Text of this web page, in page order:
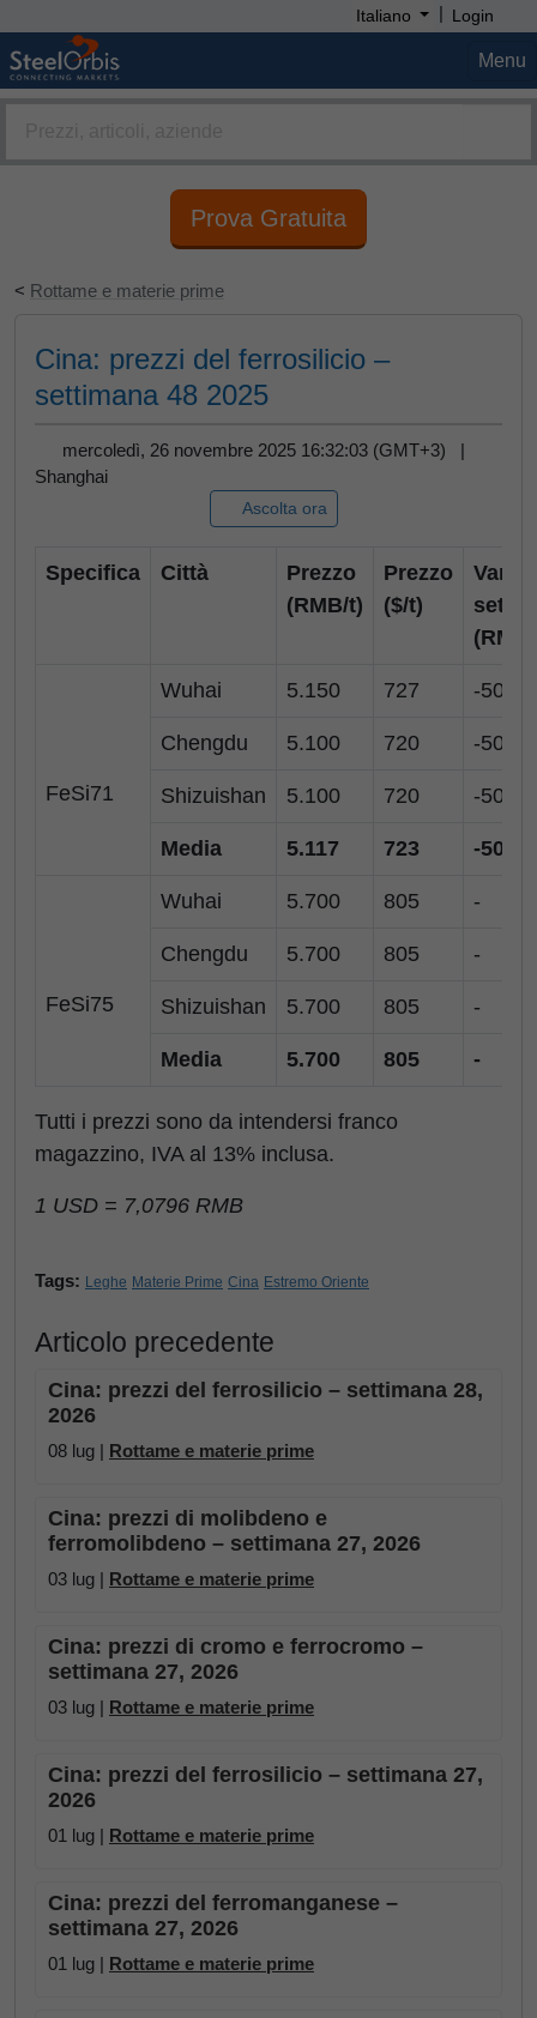
Italiano | Login
Menu
Prova Gratuita
< Rottame e materie prime
Cina: prezzi del ferrosilicio –
settimana 48 2025
mercoledì, 26 novembre 2025 16:32:03 (GMT+3) |
Shanghai
Ascolta ora
Specifica Città
Prezzo
(RMB/t)
Prezzo
($/t)
Var.
FeSi71
Wuhai 5.150 727 -50
Chengdu 5.100 720 -50
Shizuishan 5.100 720 -50
Media 5.117 723 -50
FeSi75
Wuhai 5.700 805 -
Chengdu 5.700 805 -
Shizuishan 5.700 805 -
Media 5.700 805 -
Tutti i prezzi sono da intendersi franco
magazzino, IVA al 13% inclusa.
1 USD = 7,0796 RMB
Tags: Leghe Materie Prime Cina Estremo Oriente
Articolo precedente
Cina: prezzi del ferrosilicio – settimana 28,
2026
08 lug | Rottame e materie prime
Cina: prezzi di molibdeno e
ferromolibdeno – settimana 27, 2026
03 lug | Rottame e materie prime
Cina: prezzi di cromo e ferrocromo –
settimana 27, 2026
03 lug | Rottame e materie prime
Cina: prezzi del ferrosilicio – settimana 27,
2026
01 lug | Rottame e materie prime
Cina: prezzi del ferromanganese –
settimana 27, 2026
01 lug | Rottame e materie prime